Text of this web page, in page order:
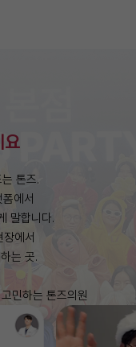
요
톤즈.
에서
말합니다.
에서
는 곳.
민하는 톤즈의원